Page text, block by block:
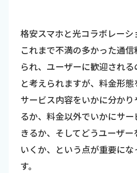
格安スマホと光コラボレーシ
これまで不満の多かった通
られ、ユーザーに歓迎され
と考えられますが、料金形
サービス内容をいかに分か
るか、料金以外でいかにサ
きるか、そしてどうユーザー
いくか、という点が重要に
す。